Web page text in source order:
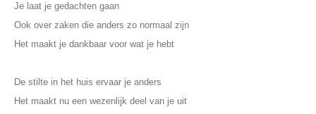
Je laat je gedachten gaan
Ook over zaken die anders zo normaal zijn
Het maakt je dankbaar voor wat je hebt
De stilte in het huis ervaar je anders
Het maakt nu een wezenlijk deel van je uit